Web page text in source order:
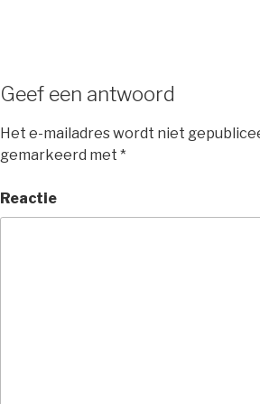
Geef een antwoord
Het e-mailadres wordt niet
gemarkeerd met *
Reactie